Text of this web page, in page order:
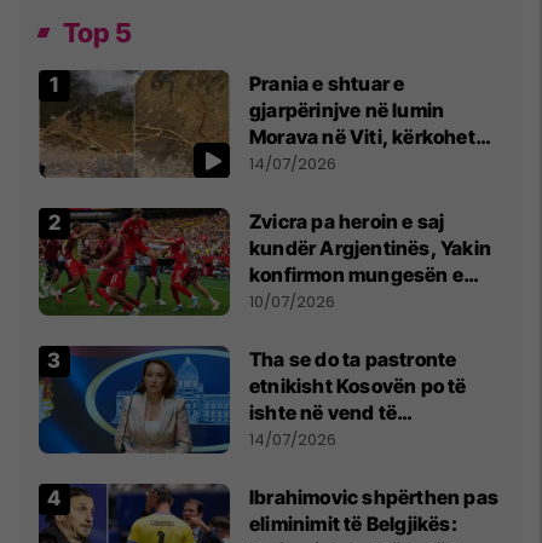
Top 5
Prania e shtuar e
gjarpërinjve në lumin
Morava në Viti, kërkohet
kujdes nga qytetarët
14/07/2026
Zvicra pa heroin e saj
kundër Argjentinës, Yakin
konfirmon mungesën e
madhe
10/07/2026
Tha se do ta pastronte
etnikisht Kosovën po të
ishte në vend të
Millosheviqit, Lëvizja e
kërkon shkarkimin e
menjëhershëm të
14/07/2026
Ibrahimovic shpërthen pas
eliminimit të Belgjikës: